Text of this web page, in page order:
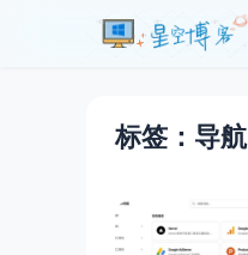
标签：导航